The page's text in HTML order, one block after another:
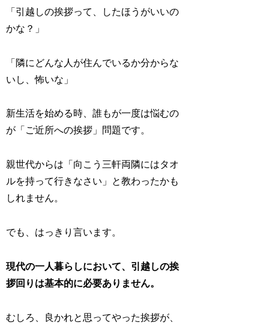
「引越しの挨拶って、したほうがいいの
かな？」
「隣にどんな人が住んでいるか分からな
いし、怖いな」
新生活を始める時、誰もが一度は悩むの
が「ご近所への挨拶」問題です。
親世代からは「向こう三軒両隣にはタオ
ルを持って行きなさい」と教わったかも
しれません。
でも、はっきり言います。
現代の一人暮らしにおいて、引越しの挨
拶回りは基本的に必要ありません。
むしろ、良かれと思ってやった挨拶が、